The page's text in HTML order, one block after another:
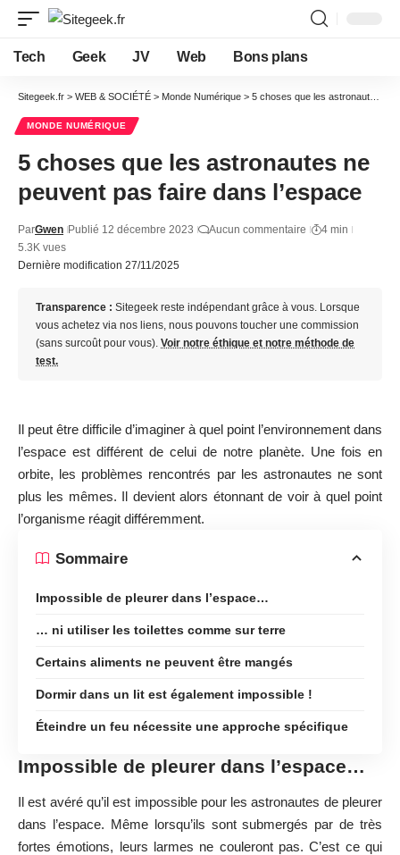
Tech Geek JV Web Bons plans
Sitegeek.fr > WEB & SOCIÉTÉ > Monde Numérique > 5 choses que les astronautes ne peuvent pas faire dans l’espace
MONDE NUMÉRIQUE
5 choses que les astronautes ne
peuvent pas faire dans l’espace
Dernière modification 27/11/2025
ParGwen Publié 12 décembre 2023 Aucun commentaire
4 min
5.3K vues
Transparence : Sitegeek reste indépendant grâce à vous. Lorsque
vous achetez via nos liens, nous pouvons toucher une commission
(sans surcoût pour vous). Voir notre éthique et notre méthode de
test.
Il peut être difficile d’imaginer à quel point l’environnement dans
l’espace est différent de celui de notre planète. Une fois en
orbite, les problèmes rencontrés par les astronautes ne sont
plus les mêmes. Il devient alors étonnant de voir à quel point
l’organisme réagit différemment.
Sommaire
Impossible de pleurer dans l’espace…
… ni utiliser les toilettes comme sur terre
Certains aliments ne peuvent être mangés
Dormir dans un lit est également impossible !
Éteindre un feu nécessite une approche spécifique
Impossible de pleurer dans l’espace…
Il est avéré qu’il est impossible pour les astronautes de pleurer
dans l’espace. Même lorsqu’ils sont submergés par de très
fortes émotions, leurs larmes ne couleront pas. C’est ce qui